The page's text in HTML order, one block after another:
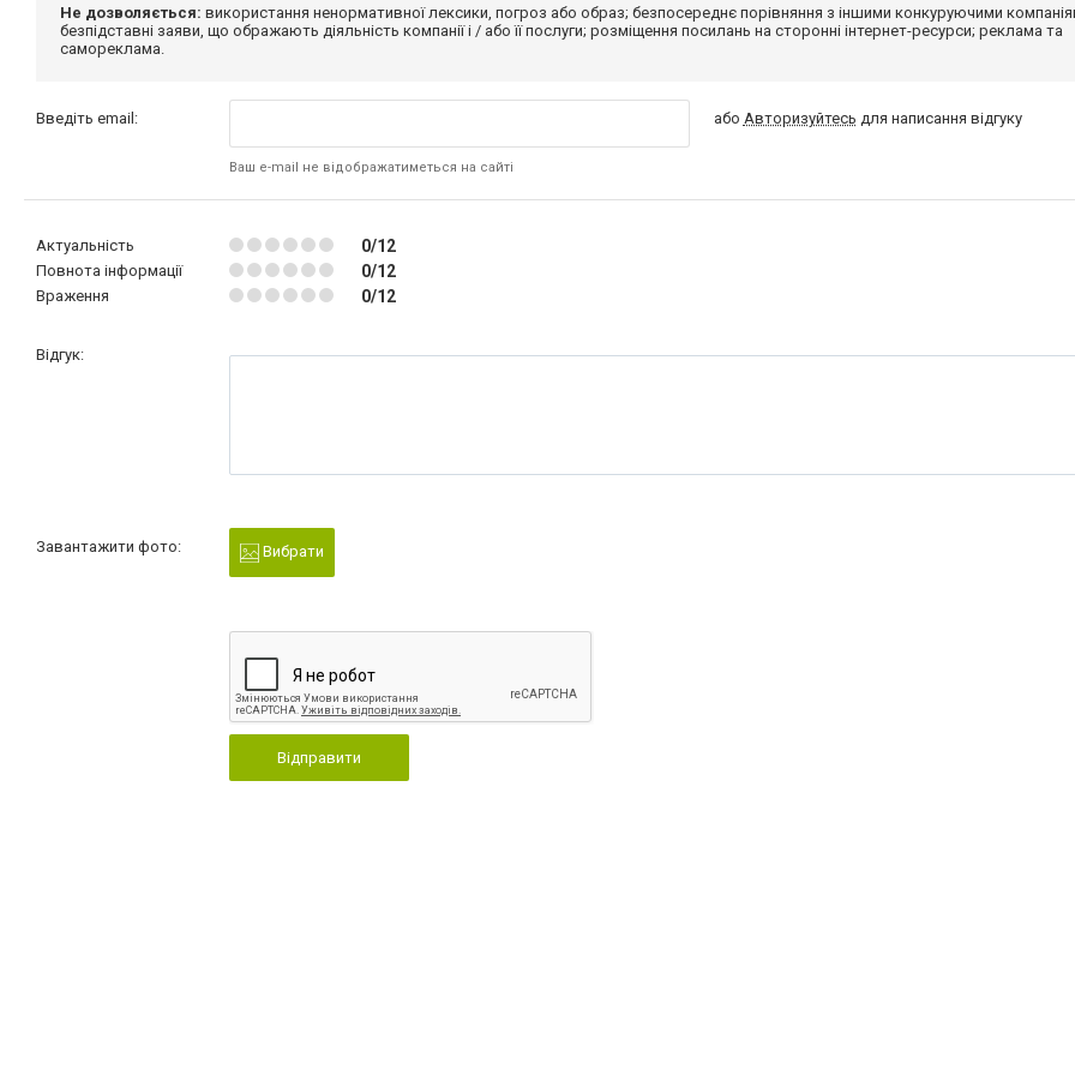
Не дозволяється: використання ненормативної лексики, погроз або образ; безпосереднє порівняння з іншими конкуруючими
безпідставні заяви, що ображають діяльність компанії і / або її послуги; розміщення посилань на сторонні інтернет-ресурси; реклама та
самореклама.
Введіть email:
Ваш e-mail не відображатиметься на сайті
або Авторизуйтесь для написання відгуку
Актуальність 0/12
Повнота інформації 0/12
Враження 0/12
Відгук:
Завантажити фото: Вибрати
Відправити